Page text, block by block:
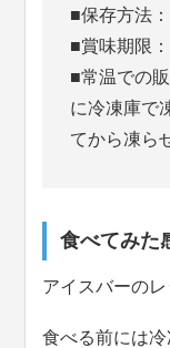
■保存方法
■賞味期限
■常温での
に冷凍庫で
てから凍ら
食べてみた
アイスバーのレ
食べる前には冷